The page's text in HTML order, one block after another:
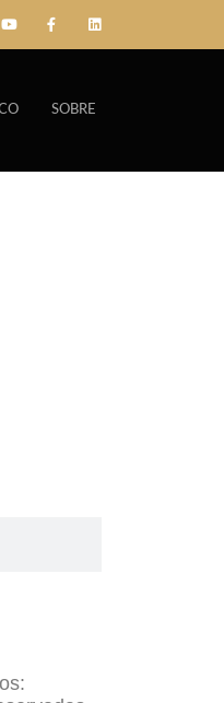
SOBRE